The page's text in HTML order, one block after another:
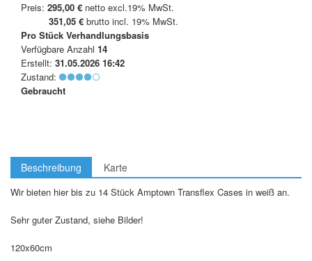
Preis: 295,00 € netto excl.19% MwSt.
351,05 € brutto incl. 19% MwSt.
Pro Stück Verhandlungsbasis
Verfügbare Anzahl 14
Erstellt: 31.05.2026 16:42
Zustand:
Gebraucht
Beschreibung Karte
Wir bieten hier bis zu 14 Stück Amptown Transflex Cases in weiß an.
Sehr guter Zustand, siehe Bilder!
120x60cm